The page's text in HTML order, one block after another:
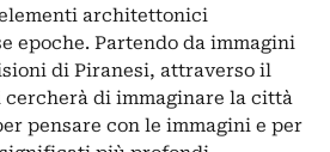
architettonici
epoche. Partendo da immagini
di Piranesi, attraverso il
cercherà di immaginare la città
pensare con le immagini e per